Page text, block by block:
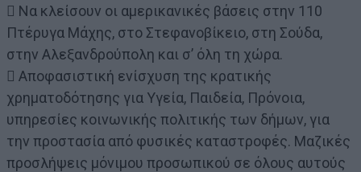
 Να κλείσουν οι αμερικανικές βάσεις στην 110
Πτέρυγα Μάχης, στο Στεφανοβίκειο, στη Σούδα,
στην Αλεξανδρούπολη και σ’ όλη τη χώρα.
 Αποφασιστική ενίσχυση της κρατικής
χρηματοδότησης για Υγεία, Παιδεία, Πρόνοια,
υπηρεσίες κοινωνικής πολιτικής των δήμων, για
την προστασία από φυσικές καταστροφές. Μαζικές
προσλήψεις μόνιμου προσωπικού σε όλους αυτούς